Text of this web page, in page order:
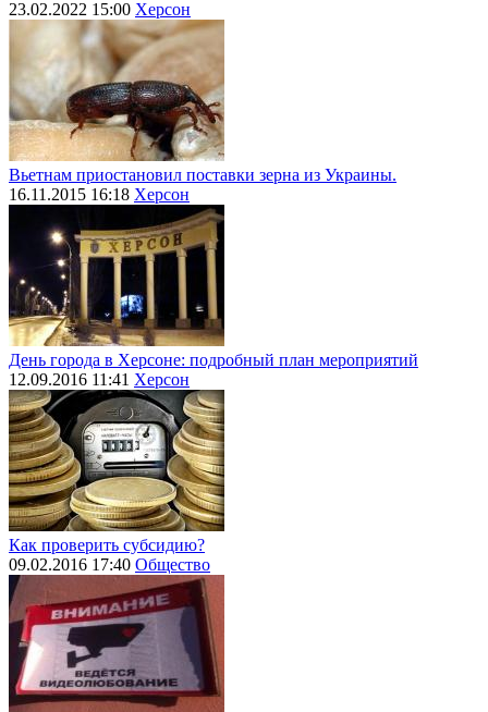
23.02.2022 15:00 Херсон
Вьетнам приостановил поставки зерна из Украины.
16.11.2015 16:18 Херсон
День города в Херсоне: подробный план мероприятий
12.09.2016 11:41 Херсон
Как проверить субсидию?
09.02.2016 17:40 Общество